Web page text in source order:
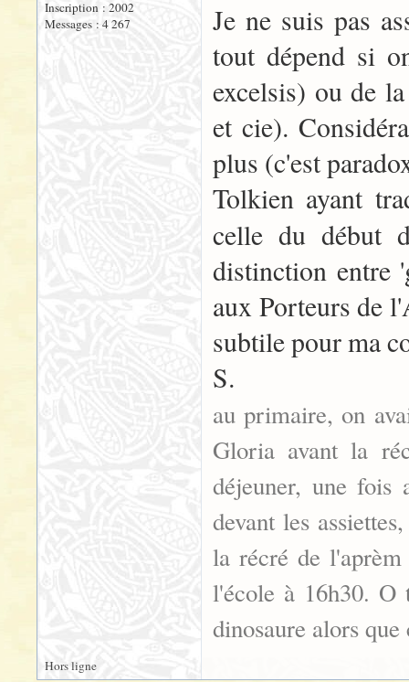
Inscription : 2002
Messages : 4 267
Je ne suis pas
tout dépend si
excelsis) ou de
et cie).
plus (c'est
Tolkien ayant
celle du début
distinction entre
aux Porteurs de
subtile pour ma
S.
au primaire, on
Gloria avant la
déjeuner, une fois
devant les
la récré de
l'école à 16h30. O
dinosaure alors
Hors ligne